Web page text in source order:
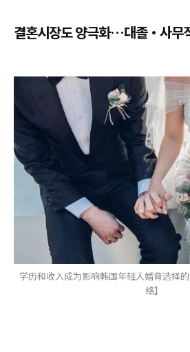
결혼시장도 양극화…대졸·사무
学历和收入成为影响韩国年轻人婚育选择
络】